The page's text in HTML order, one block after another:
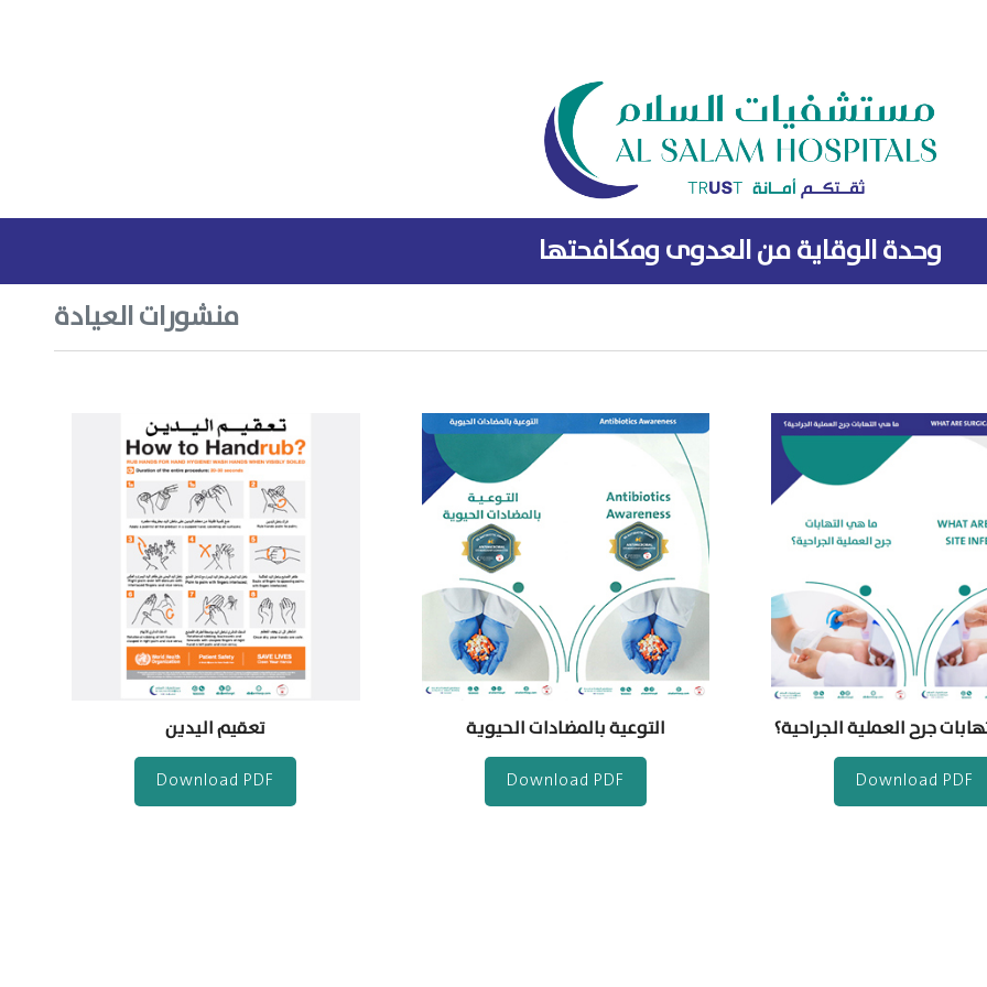
وحدة الوقاية من العدوى ومكافحتها
منشورات العيادة
جرح العملية الجراحية؟
Download PDF
التوعية بالمضادات الحيوية
Download PDF
تعقيم اليدين
Download PDF